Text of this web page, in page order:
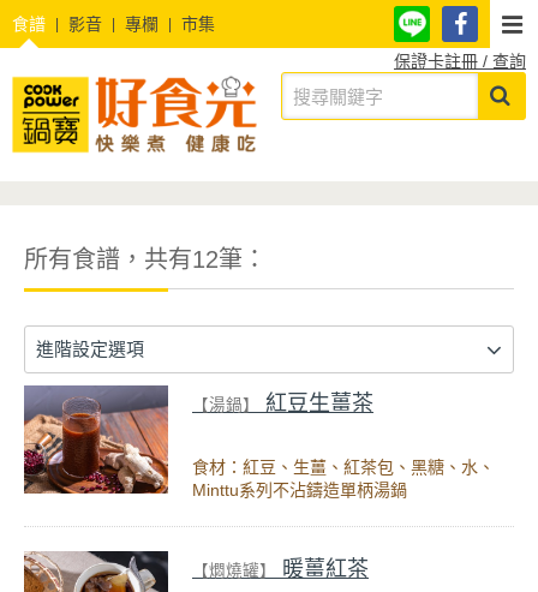
食譜 影音 專欄
市集
保證卡註冊 / 查詢
所有食譜，共有12筆：
進階設定選項
【湯鍋】 紅豆生薑茶
食材：紅豆、生薑、紅茶包、黑糖、水、
Minttu系列不沾鑄造單柄湯鍋
【燜燒罐】 暖薑紅茶